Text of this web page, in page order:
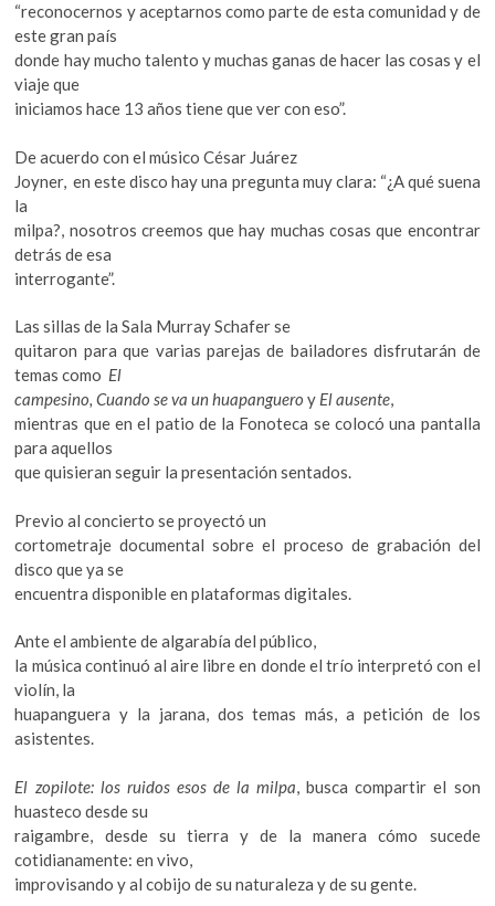
“reconocernos y aceptarnos como parte de esta comunidad y de
este gran país
donde hay mucho talento y muchas ganas de hacer las cosas y el
viaje que
iniciamos hace 13 años tiene que ver con eso”.
De acuerdo con el músico César Juárez
Joyner, en este disco hay una pregunta muy clara: “¿A qué suena
la
milpa?, nosotros creemos que hay muchas cosas que encontrar
detrás de esa
interrogante”.
Las sillas de la Sala Murray Schafer se
quitaron para que varias parejas de bailadores disfrutarán de
temas como El
campesino, Cuando se va un huapangueroy El ausente,
mientras que en el patio de la Fonoteca se colocó una pantalla
para aquellos
que quisieran seguir la presentación sentados.
Previo al concierto se proyectó un
cortometraje documental sobre el proceso de grabación del
disco que ya se
encuentra disponible en plataformas digitales.
Ante el ambiente de algarabía del público,
la música continuó al aire libre en donde el trío interpretó con el
violín, la
huapanguera y la jarana, dos temas más, a petición de los
asistentes.
El zopilote: los ruidos esos de la milpa, busca compartir el son
huasteco desde su
raigambre, desde su tierra y de la manera cómo sucede
cotidianamente: en vivo,
improvisando y al cobijo de su naturaleza y de su gente.